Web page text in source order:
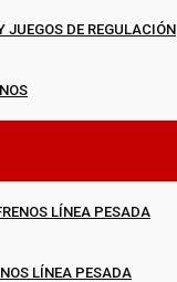
JUEGOS DE REGULACIÓN
LÍNEA PESADA
LÍNEA PESADA